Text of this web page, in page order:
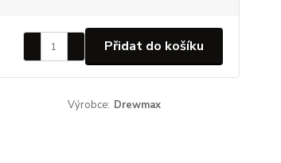
Přidat do košíku
Výrobce: Drewmax